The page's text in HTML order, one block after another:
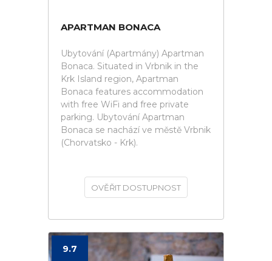
APARTMAN BONACA
Ubytování (Apartmány) Apartman
Bonaca. Situated in Vrbnik in the
Krk Island region, Apartman
Bonaca features accommodation
with free WiFi and free private
parking. Ubytování Apartman
Bonaca se nachází ve městě Vrbnik
(Chorvatsko - Krk).
OVĚŘIT DOSTUPNOST
9.7